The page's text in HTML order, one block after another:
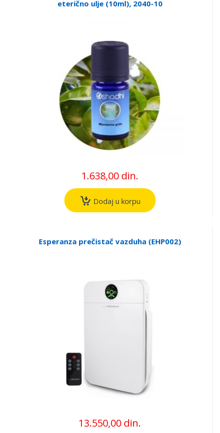
eterično ulje (10ml), 2040-10
1.638,00 din.
Dodaj u korpu
Esperanza prečistač vazduha (EHP002)
13.550,00 din.